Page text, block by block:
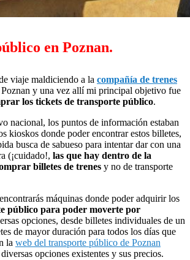
en Poznan.
viaje maldiciendo a la compañía de trenes
Poznan y una vez allí mi principal objetivo fue
los tickets de transporte público.
nacional, los puntos de información estaban
kioskos donde poder encontrar estos billetes,
busca de sabueso para intentar dar con una
(¡cuidado!, las que hay dentro de la
billetes de trenes y no de transporte
máquinas donde poder adquirir los
público para poder moverte por
opciones, desde billetes individuales de un
de mayor duración para todos los días que
la web del transporte público de Poznan
opciones existentes y sus precios.